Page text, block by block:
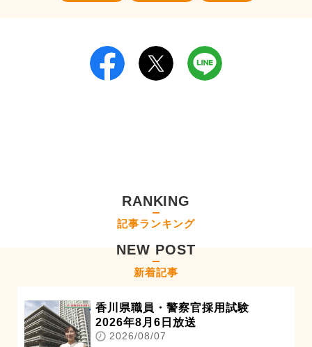
RANKING
記事ランキング
NEW POST
新着記事
香川県職員・警察官採用試験
2026年8月6日放送
2026/08/07